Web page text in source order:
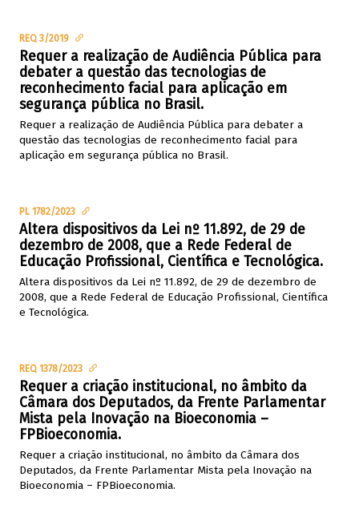
REQ 3/2019
Requer a realização de Audiência Pública para
debater a questão das tecnologias de
reconhecimento facial para aplicação em
segurança pública no Brasil.
Requer a realização de Audiência Pública para debater a
questão das tecnologias de reconhecimento facial para
aplicação em segurança pública no Brasil.
PL 1782/2023
Altera dispositivos da Lei nº 11.892, de 29 de
dezembro de 2008, que a Rede Federal de
Educação Profissional, Científica e Tecnológica.
Altera dispositivos da Lei nº 11.892, de 29 de dezembro de
2008, que a Rede Federal de Educação Profissional, Científica
e Tecnológica.
REQ 1378/2023
Requer a criação institucional, no âmbito da
Câmara dos Deputados, da Frente Parlamentar
Mista pela Inovação na Bioeconomia –
FPBioeconomia.
Requer a criação institucional, no âmbito da Câmara dos
Deputados, da Frente Parlamentar Mista pela Inovação na
Bioeconomia – FPBioeconomia.